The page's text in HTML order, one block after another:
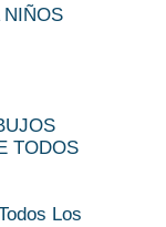
NIÑOS
TODOS
Los